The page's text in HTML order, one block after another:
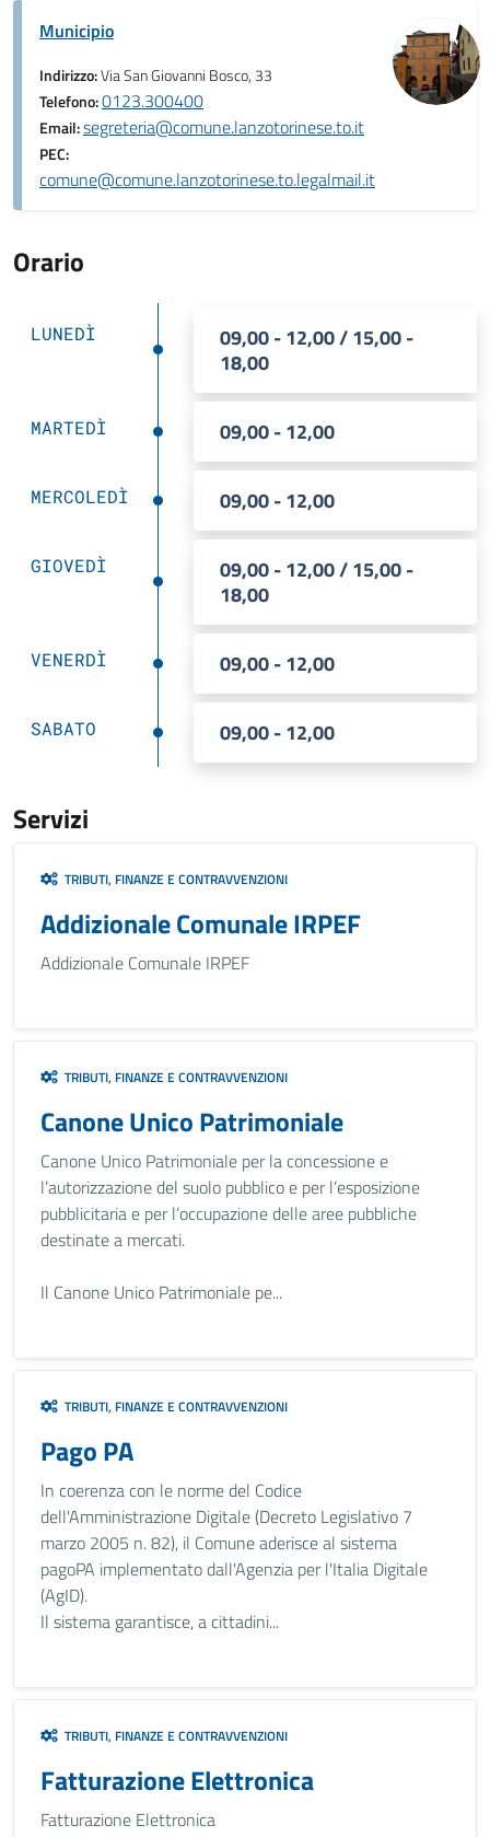
Municipio
Indirizzo:Via San Giovanni Bosco, 33
Telefono:0123.300400
Email:segreteria@comune.lanzotorinese.to.it
PEC:
comune@comune.lanzotorinese.to.legalmail.it
Orario
LUNEDÌ
09,00 - 12,00 / 15,00 -
18,00
MARTEDÌ 09,00 - 12,00
MERCOLEDÌ 09,00 - 12,00
GIOVEDÌ
09,00 - 12,00 / 15,00 -
18,00
VENERDÌ 09,00 - 12,00
SABATO 09,00 - 12,00
Servizi
TRIBUTI, FINANZE E CONTRAVVENZIONI
Addizionale Comunale IRPEF
Addizionale Comunale IRPEF
TRIBUTI, FINANZE E CONTRAVVENZIONI
Canone Unico Patrimoniale
Canone Unico Patrimoniale per la concessione e
l’autorizzazione del suolo pubblico e per l’esposizione
pubblicitaria e per l’occupazione delle aree pubbliche
destinate a mercati.
Il Canone Unico Patrimoniale pe...
TRIBUTI, FINANZE E CONTRAVVENZIONI
Pago PA
In coerenza con le norme del Codice
dell'Amministrazione Digitale (Decreto Legislativo 7
marzo 2005 n. 82), il Comune aderisce al sistema
pagoPA implementato dall'Agenzia per l'Italia Digitale
(AgID).
Il sistema garantisce, a cittadini...
TRIBUTI, FINANZE E CONTRAVVENZIONI
Fatturazione Elettronica
Fatturazione Elettronica